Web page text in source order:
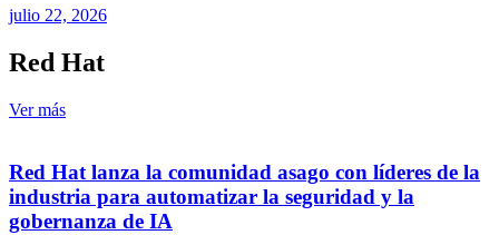
julio 22, 2026
Red Hat
Ver más
Red Hat lanza la comunidad asago con líderes de la
industria para automatizar la seguridad y la
gobernanza de IA